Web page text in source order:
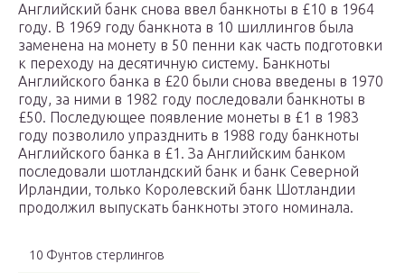
Английский банк снова ввел банкноты в £10 в 1964
году. В 1969 году банкнота в 10 шиллингов была
заменена на монету в 50 пенни как часть подготовки
к переходу на десятичную систему. Банкноты
Английского банка в £20 были снова введены в 1970
году, за ними в 1982 году последовали банкноты в
£50. Последующее появление монеты в £1 в 1983
году позволило упразднить в 1988 году банкноты
Английского банка в £1. За Английским банком
последовали шотландский банк и банк Северной
Ирландии, только Королевский банк Шотландии
продолжил выпускать банкноты этого номинала.
10 Фунтов стерлингов